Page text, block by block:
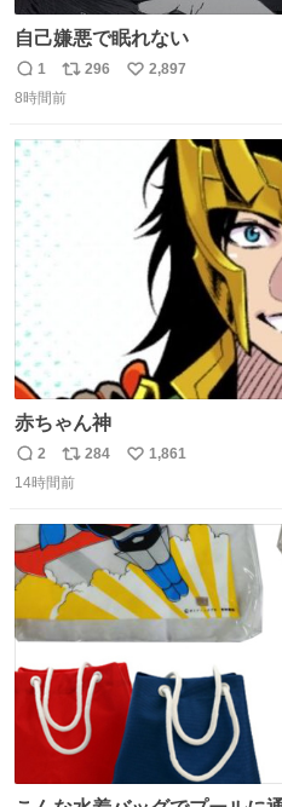
自己嫌悪で眠れない
返
信
1
リ
ポ
296
い
2,897
8時間前
赤ちゃん神
返
信
2
リ
ポ
ト
数
284
い
数
1,861
14時間前